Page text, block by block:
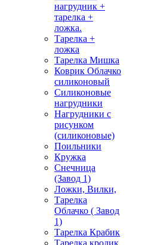
нагрудник +
тарелка +
ложка.
Тарелка +
ложка
Тарелка Мишка
Коврик Облачко
силиконовый
Силиконовые
нагрудники
Нагрудники с
рисунком
(силиконовые)
Поильники
Кружка
Снечница
(Завод 1)
Ложки, Вилки,
Тарелка
Облачко ( Завод
1)
Тарелка Крабик
Тарелка кролик